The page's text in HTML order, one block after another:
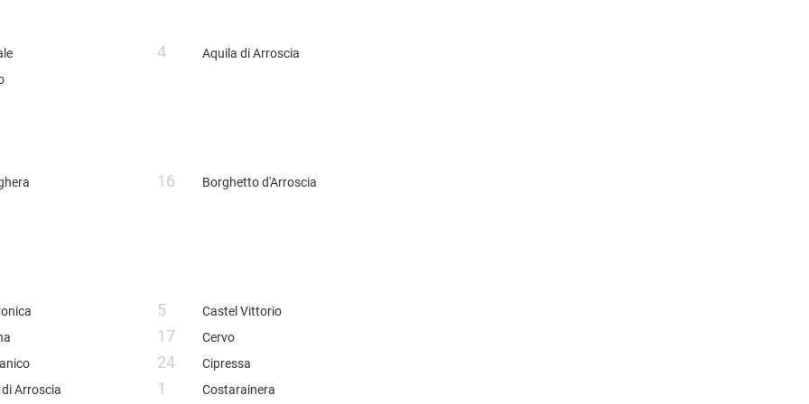
4 Aquila di Arroscia
16 Borghetto d'Arroscia
5 Castel Vittorio
17 Cervo
24 Cipressa
Arroscia 1 Costarainera